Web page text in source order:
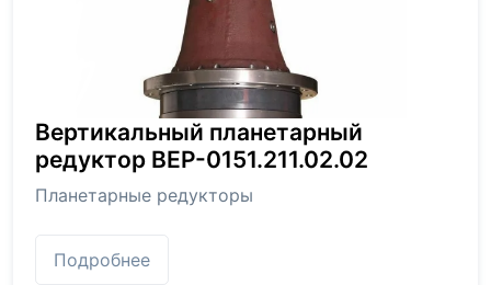
Вертикальный планетарный
редуктор BEP-0151.211.02.02
Планетарные редукторы
Подробнее